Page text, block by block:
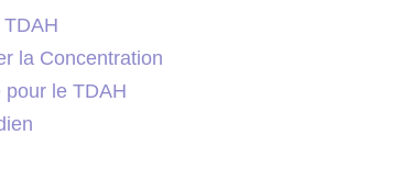
la Concentration
pour le TDAH